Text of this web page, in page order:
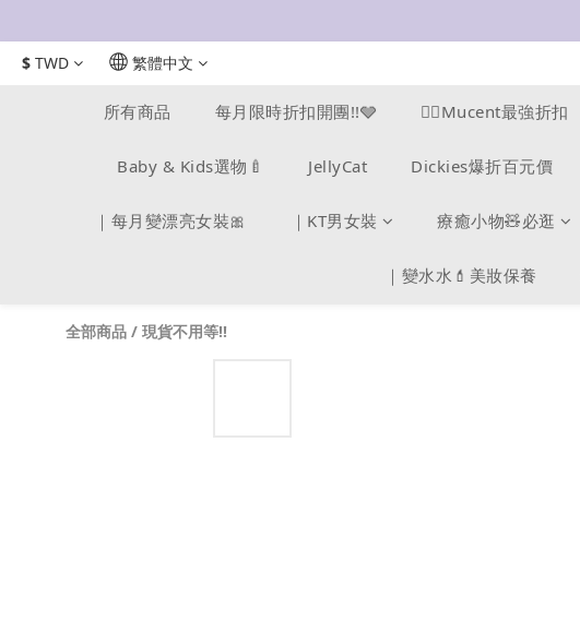
$ TWD 繁體中文
所有商品 每月限時折扣開團!!🩶 ❤️‍🔥Mucent最強折扣
Baby & Kids選物🍼 JellyCat Dickies爆折百元價
｜每月變漂亮女裝🎀 ｜KT男女裝 療癒小物🧸必逛
｜變水水💄美妝保養
全部商品 / 現貨不用等!!